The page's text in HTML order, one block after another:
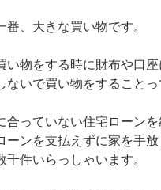
番、大きな買い物です。
い物をする時に財布や口
ないで買い物をすることっ
合っていない住宅ローン
ーンを支払えずに家を手
千件いらっしゃいます。